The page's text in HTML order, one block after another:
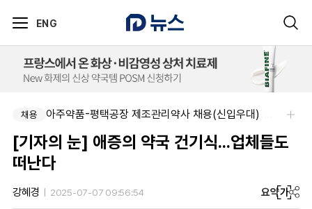
ENG
채용
채용 아주약품-평택공장 제조관리약사 채용(신입우대)
[기자의 눈] 애증의 약국 건기식...업체들도
떠난다
강혜경 2025-07-07 09:56:54 요약가